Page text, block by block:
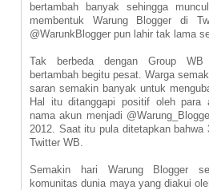
bertambah banyak sehingga
membentuk Warung Blogger di
@WarunkBlogger pun lahir tak lama
Tak berbeda dengan Group
bertambah begitu pesat. Warga
saran semakin banyak untuk
Hal itu ditanggapi positif oleh para
nama akun menjadi
2012. Saat itu pula ditetapkan bahwa
Twitter WB.
Semakin hari Warung Blogger
komunitas dunia maya yang diakui